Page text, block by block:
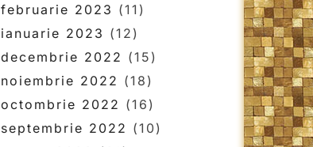
februarie 2023 (11)
ianuarie 2023 (12)
decembrie 2022 (15)
noiembrie 2022 (18)
octombrie 2022 (16)
septembrie 2022 (10)